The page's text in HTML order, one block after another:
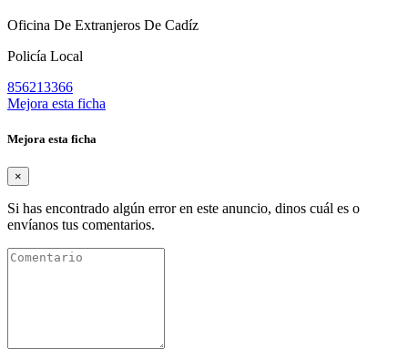
Oficina De Extranjeros De Cadíz
Policía Local
856213366
Mejora esta ficha
Mejora esta ficha
×
Si has encontrado algún error en este anuncio, dinos cuál es o
envíanos tus comentarios.